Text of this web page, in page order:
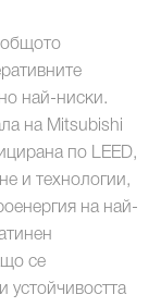
общото
най-ниски.
на Mitsubishi
по LEED,
и технологии,
на най-
се
устойчивостта